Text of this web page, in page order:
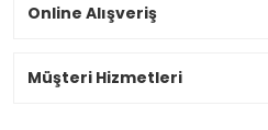
Online Alışveriş
Müşteri Hizmetleri